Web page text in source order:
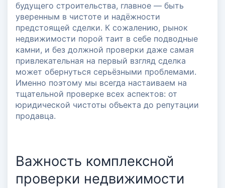
#новости#проверка недвижимости
#проверка собственника
будущего строительства, главное — быть
уверенным в чистоте и надёжности
предстоящей сделки. К сожалению, рынок
недвижимости порой таит в себе подводные
камни, и без должной проверки даже самая
привлекательная на первый взгляд сделка
может обернуться серьёзными проблемами.
Именно поэтому мы всегда настаиваем на
тщательной проверке всех аспектов: от
юридической чистоты объекта до репутации
продавца.
Важность комплексной
проверки недвижимости